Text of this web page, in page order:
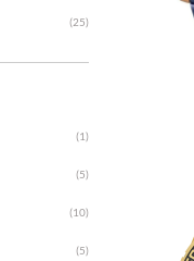
(25)
(1)
(5)
(10)
(5)